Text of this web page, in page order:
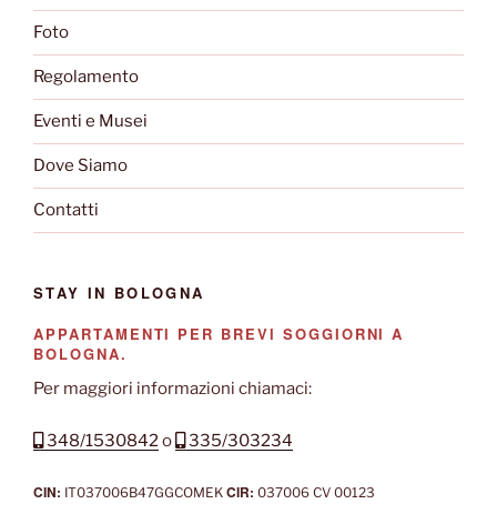
Foto
Regolamento
Eventi e Musei
Dove Siamo
Contatti
STAY IN BOLOGNA
APPARTAMENTI PER BREVI SOGGIORNI A
BOLOGNA.
Per maggiori informazioni chiamaci:
348/1530842o 335/303234
CIN: IT037006B47GGCOMEK CIR: 037006 CV 00123